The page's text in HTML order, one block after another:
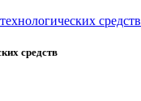
средств
средств